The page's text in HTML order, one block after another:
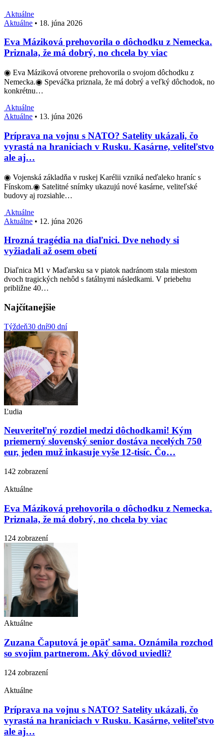
Aktuálne
Aktuálne • 18. júna 2026
Eva Máziková prehovorila o dôchodku z Nemecka.
Priznala, že má dobrý, no chcela by viac
◉ Eva Máziková otvorene prehovorila o svojom dôchodku z
Nemecka.◉ Speváčka priznala, že má dobrý a veľký dôchodok, no
konkrétnu…
Aktuálne
Aktuálne • 13. júna 2026
Príprava na vojnu s NATO? Satelity ukázali, čo
vyrastá na hraniciach v Rusku. Kasárne, veliteľstvo
ale aj…
◉ Vojenská základňa v ruskej Karélii vzniká neďaleko hraníc s
Fínskom.◉ Satelitné snímky ukazujú nové kasárne, veliteľské
budovy aj rozsiahle…
Aktuálne
Aktuálne • 12. júna 2026
Hrozná tragédia na diaľnici. Dve nehody si
vyžiadali až osem obetí
Diaľnica M1 v Maďarsku sa v piatok nadránom stala miestom
dvoch tragických nehôd s fatálnymi následkami. V priebehu
približne 40…
Najčítanejšie
Týždeň30 dní90 dní
Ľudia
Neuveriteľný rozdiel medzi dôchodkami! Kým
priemerný slovenský senior dostáva necelých 750
eur, jeden muž inkasuje vyše 12-tisíc. Čo…
142 zobrazení
Aktuálne
Eva Máziková prehovorila o dôchodku z Nemecka.
Priznala, že má dobrý, no chcela by viac
124 zobrazení
Aktuálne
Zuzana Čaputová je opäť sama. Oznámila rozchod
so svojim partnerom. Aký dôvod uviedli?
124 zobrazení
Aktuálne
Príprava na vojnu s NATO? Satelity ukázali, čo
vyrastá na hraniciach v Rusku. Kasárne, veliteľstvo
ale aj…